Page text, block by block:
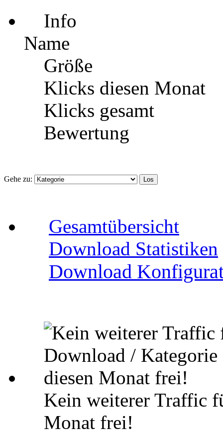
Info
Name
Größe
Klicks diesen Monat
Klicks gesamt
Bewertung
Gehe zu:
Gesamtübersicht
Download Statistiken
Download
Kein weiterer Traffic
Monat frei!